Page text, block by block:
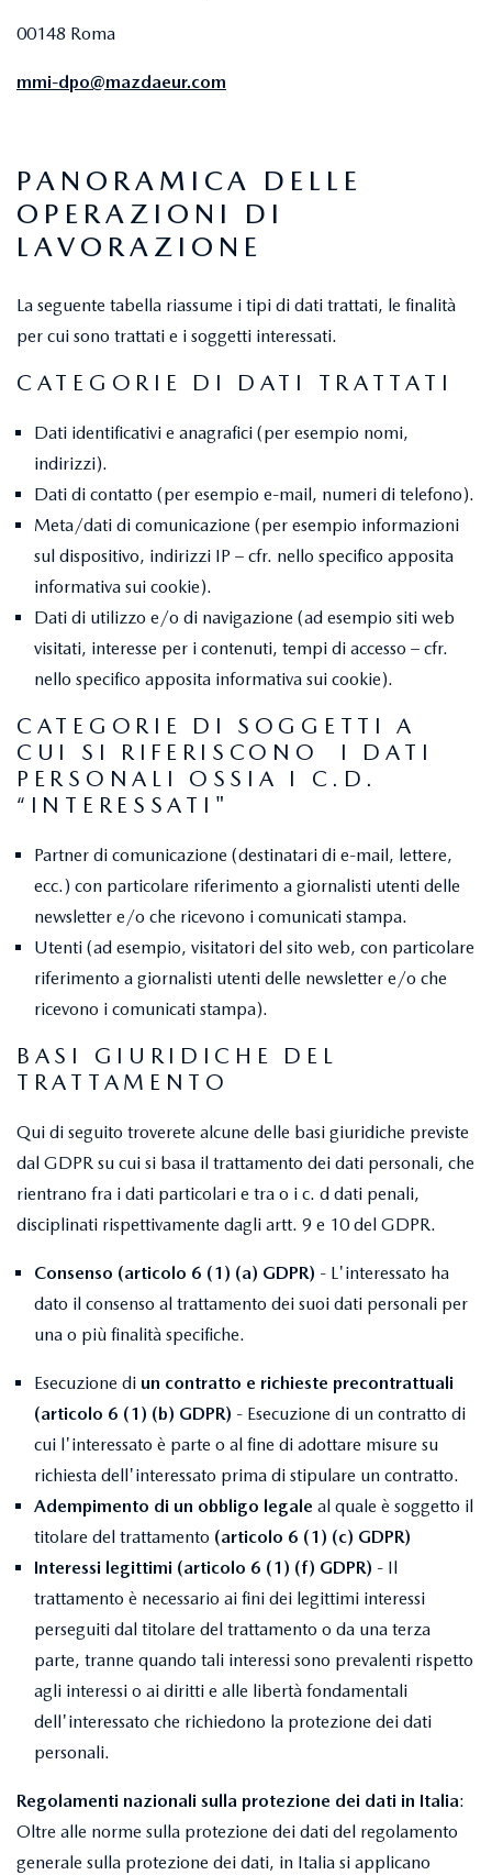
00148 Roma
mmi-dpo@mazdaeur.com
PANORAMICA DELLE
OPERAZIONI DI
LAVORAZIONE
La seguente tabella riassume i tipi di dati trattati, le finalità
per cui sono trattati e i soggetti interessati.
CATEGORIE DI DATI TRATTATI
Dati identificativi e anagrafici (per esempio nomi,
indirizzi).
Dati di contatto (per esempio e-mail, numeri di telefono).
Meta/dati di comunicazione (per esempio informazioni
sul dispositivo, indirizzi IP – cfr. nello specifico apposita
informativa sui cookie).
Dati di utilizzo e/o di navigazione (ad esempio siti web
visitati, interesse per i contenuti, tempi di accesso – cfr.
nello specifico apposita informativa sui cookie).
CATEGORIE DI SOGGETTI A
CUI SI RIFERISCONO I DATI
PERSONALI OSSIA I C.D.
“INTERESSATI"
Partner di comunicazione (destinatari di e-mail, lettere,
ecc.) con particolare riferimento a giornalisti utenti delle
newsletter e/o che ricevono i comunicati stampa.
Utenti (ad esempio, visitatori del sito web, con particolare
riferimento a giornalisti utenti delle newsletter e/o che
ricevono i comunicati stampa).
BASI GIURIDICHE DEL
TRATTAMENTO
Qui di seguito troverete alcune delle basi giuridiche previste
dal GDPR su cui si basa il trattamento dei dati personali, che
rientrano fra i dati particolari e tra o i c. d dati penali,
disciplinati rispettivamente dagli artt. 9 e 10 del GDPR.
Consenso (articolo 6 (1) (a) GDPR) - L'interessato ha
dato il consenso al trattamento dei suoi dati personali per
una o più finalità specifiche.
Esecuzione di un contratto e richieste precontrattuali
(articolo 6 (1) (b) GDPR) - Esecuzione di un contratto di
cui l'interessato è parte o al fine di adottare misure su
richiesta dell'interessato prima di stipulare un contratto.
Adempimento di un obbligo legale al quale è soggetto il
titolare del trattamento (articolo 6 (1) (c) GDPR)
Interessi legittimi (articolo 6 (1) (f) GDPR) - Il
trattamento è necessario ai fini dei legittimi interessi
perseguiti dal titolare del trattamento o da una terza
parte, tranne quando tali interessi sono prevalenti rispetto
agli interessi o ai diritti e alle libertà fondamentali
dell'interessato che richiedono la protezione dei dati
personali.
Regolamenti nazionali sulla protezione dei dati in Italia:
Oltre alle norme sulla protezione dei dati del regolamento
generale sulla protezione dei dati, in Italia si applicano